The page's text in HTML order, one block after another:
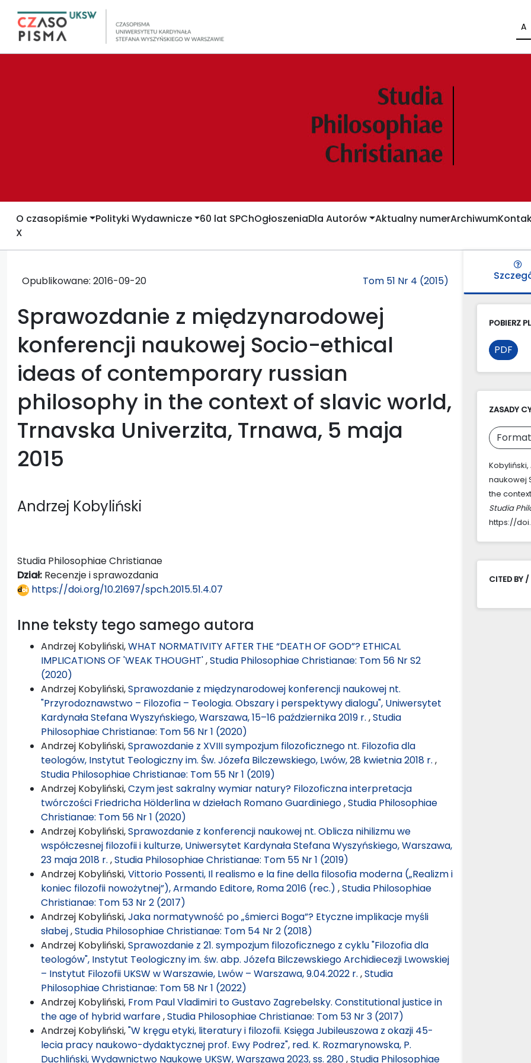
A
O czasopiśmie Polityki Wydawnicze 60 lat SPChOgłoszeniaDla Autorów Aktualny numerArchiwum
X
Opublikowane: 2016-09-20 Tom 51 Nr 4 (2015)
Sprawozdanie z międzynarodowej
konferencji naukowej Socio-ethical
ideas of contemporary russian
philosophy in the context of slavic world,
Trnavska Univerzita, Trnawa, 5 maja
2015
Andrzej Kobyliński
Studia Philosophiae Christianae
Dział: Recenzje i sprawozdania
https://doi.org/10.21697/spch.2015.51.4.07
Inne teksty tego samego autora
Andrzej Kobyliński,WHAT NORMATIVITY AFTER THE “DEATH OF GOD”? ETHICAL
IMPLICATIONS OF 'WEAK THOUGHT',Studia Philosophiae Christianae: Tom 56 Nr S2
(2020)
Andrzej Kobyliński,Sprawozdanie z międzynarodowej konferencji naukowej nt.
"Przyrodoznawstwo – Filozofia – Teologia. Obszary i perspektywy dialogu", Uniwersytet
Kardynała Stefana Wyszyńskiego, Warszawa, 15–16 października 2019 r. ,Studia
Philosophiae Christianae: Tom 56 Nr 1 (2020)
Andrzej Kobyliński,Sprawozdanie z XVIII sympozjum filozoficznego nt. Filozofia dla
teologów, Instytut Teologiczny im. Św. Józefa Bilczewskiego, Lwów, 28 kwietnia 2018 r. ,
Studia Philosophiae Christianae: Tom 55 Nr 1 (2019)
Andrzej Kobyliński,Czym jest sakralny wymiar natury? Filozoficzna interpretacja
twórczości Friedricha Hölderlina w dziełach Romano Guardiniego,Studia Philosophiae
Christianae: Tom 56 Nr 1 (2020)
Andrzej Kobyliński,Sprawozdanie z konferencji naukowej nt. Oblicza nihilizmu we
współczesnej filozofii i kulturze, Uniwersytet Kardynała Stefana Wyszyńskiego, Warszawa,
23 maja 2018 r. ,Studia Philosophiae Christianae: Tom 55 Nr 1 (2019)
Andrzej Kobyliński,Vittorio Possenti, Il realismo e la fine della filosofia moderna („Realizm i
koniec filozofii nowożytnej”), Armando Editore, Roma 2016 (rec.) ,Studia Philosophiae
Christianae: Tom 53 Nr 2 (2017)
Andrzej Kobyliński,Jaka normatywność po „śmierci Boga”? Etyczne implikacje myśli
słabej,Studia Philosophiae Christianae: Tom 54 Nr 2 (2018)
Andrzej Kobyliński,Sprawozdanie z 21. sympozjum filozoficznego z cyklu "Filozofia dla
teologów", Instytut Teologiczny im. św. abp. Józefa Bilczewskiego Archidiecezji Lwowskiej
– Instytut Filozofii UKSW w Warszawie, Lwów – Warszawa, 9.04.2022 r. ,Studia
Philosophiae Christianae: Tom 58 Nr 1 (2022)
Andrzej Kobyliński, From Paul Vladimiri to Gustavo Zagrebelsky. Constitutional justice in
the age of hybrid warfare,Studia Philosophiae Christianae: Tom 53 Nr 3 (2017)
Andrzej Kobyliński,"W kręgu etyki, literatury i filozofii. Księga Jubileuszowa z okazji 45-
lecia pracy naukowo-dydaktycznej prof. Ewy Podrez", red. K. Rozmarynowska, P.
Duchliński, Wydawnictwo Naukowe UKSW, Warszawa 2023, ss. 280,Studia Philosophiae
POBIERZ
PDF
ZASADY
naukowej
the
Studia
https://
CITED BY /